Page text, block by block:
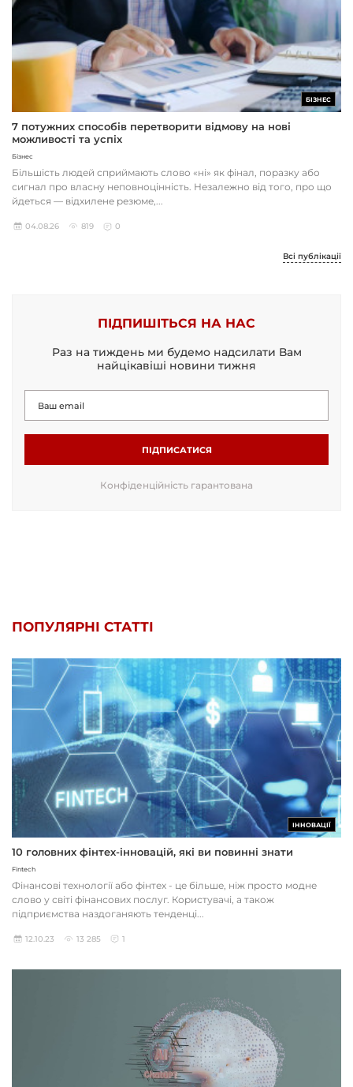
БІЗНЕС
7 потужних способів перетворити відмову на нові
можливості та успіх
Бізнес
Більшість людей сприймають слово «ні» як фінал, поразку або
сигнал про власну неповноцінність. Незалежно від того, про що
йдеться — відхилене резюме,...
04.08.26 819 0
Всі публікації
ПІДПИШІТЬСЯ НА НАС
Раз на тиждень ми будемо надсилати Вам
найцікавіші новини тижня
ПІДПИСАТИСЯ
Конфіденційність гарантована
ПОПУЛЯРНІ СТАТТІ
ІННОВАЦІЇ
10 головних фінтех-інновацій, які ви повинні знати
Fintech
Фінансові технології або фінтех - це більше, ніж просто модне
слово у світі фінансових послуг. Користувачі, а також
підприємства наздоганяють тенденці...
12.10.23 13 285 1